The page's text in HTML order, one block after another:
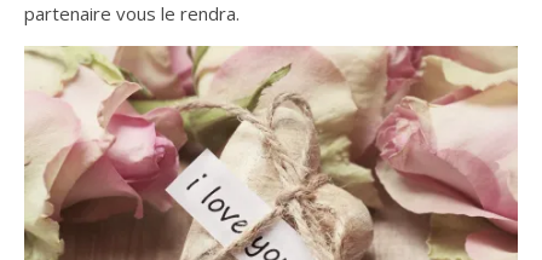
partenaire vous le rendra.